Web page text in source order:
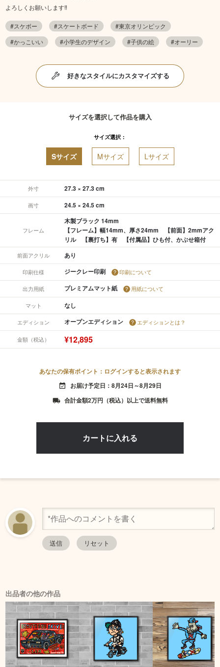
よろしくお願いします‼︎
#スケボー #スケートボード
#東京オリンピック
#かっこいい
#小学生のデザイン #子供の絵 #オーリー
好きなスタイルにカスタマイズする
サイズを選択して作品を購入
サイズ選択：
Sサイズ Mサイズ Lサイズ
外寸 27.3 × 27.3 cm
画寸 24.5 × 24.5 cm
フレーム
木製ブラック 14mm
【フレーム】幅14mm、厚さ24mm 【前面】2mmアク
リル 【裏打ち】有 【付属品】ひも付、かぶせ箱付
前面アクリル あり
印刷仕様 ジークレー印刷 印刷について
出力用紙 プレミアムマット紙 用紙について
マット なし
エディション オープンエディション エディションとは？
金額（税込） ¥12,895
あなたの保有ポイント：ログインすると表示されます
event_available お届け予定日：8月24日～8月29日
local_shipping 合計金額2万円（税込）以上で送料無料
出品者の他の作品